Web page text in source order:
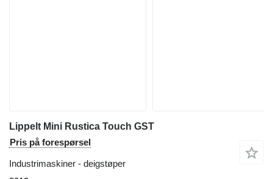
Lippelt Mini Rustica Touch GST
Pris på forespørsel
Industrimaskiner - deigstøper